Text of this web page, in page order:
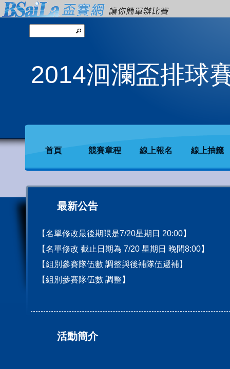
2014洄瀾盃排球
首頁 競賽章程 線上報名 線上抽籤
最新公告
【名單修改最後期限是7/20星期日 20:00】
【名單修改 截止日期為 7/20 星期日 晚間8:00】
【組別參賽隊伍數 調整與後補隊伍遞補】
【組別參賽隊伍數 調整】
活動簡介